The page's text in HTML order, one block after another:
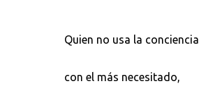
Quien no usa la conciencia
con el más necesitado,